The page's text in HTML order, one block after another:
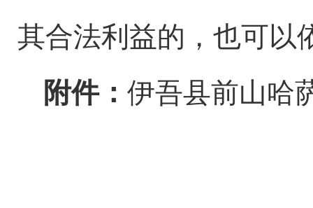
其合法利益的，也可以
附件：伊吾县前山哈